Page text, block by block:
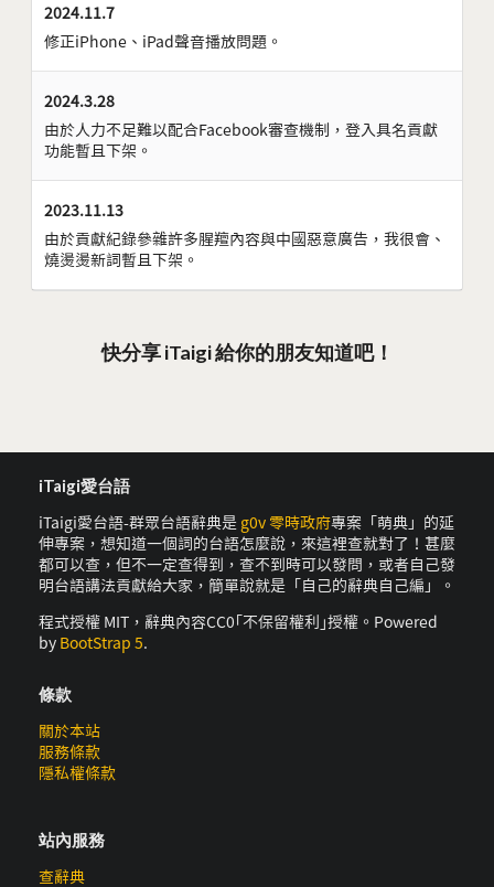
2024.11.7
修正iPhone、iPad聲音播放問題。
2024.3.28
由於人力不足難以配合Facebook審查機制，登入具名貢獻
功能暫且下架。
2023.11.13
由於貢獻紀錄參雜許多腥羶內容與中國惡意廣告，我很會、
燒燙燙新詞暫且下架。
快分享 iTaigi 給你的朋友知道吧！
iTaigi愛台語
iTaigi愛台語-群眾台語辭典是 g0v 零時政府專案「萌典」的延
伸專案，想知道一個詞的台語怎麼說，來這裡查就對了！甚麼
都可以查，但不一定查得到，查不到時可以發問，或者自己發
明台語講法貢獻給大家，簡單說就是「自己的辭典自己編」。
程式授權 MIT，辭典內容CC0｢不保留權利｣授權。Powered
by BootStrap 5.
條款
關於本站
服務條款
隱私權條款
站內服務
查辭典